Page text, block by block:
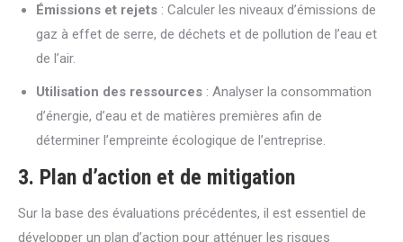
Émissions et rejets : Calculer les niveaux d’émissions de
gaz à effet de serre, de déchets et de pollution de l’eau et
de l’air.
Utilisation des ressources : Analyser la consommation
d’énergie, d’eau et de matières premières afin de
déterminer l’empreinte écologique de l’entreprise.
3. Plan d’action et de mitigation
Sur la base des évaluations précédentes, il est essentiel de
développer un plan d’action pour atténuer les risques